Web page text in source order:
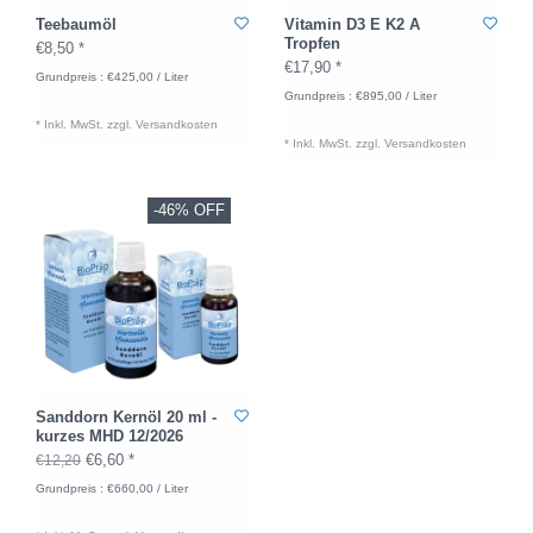
Teebaumöl
€8,50 *
Grundpreis : €425,00 / Liter
* Inkl. MwSt. zzgl. Versandkosten
Vitamin D3 E K2 A
Tropfen
€17,90 *
Grundpreis : €895,00 / Liter
* Inkl. MwSt. zzgl. Versandkosten
-46% OFF
Sanddorn Kernöl 20 ml -
kurzes MHD 12/2026
€12,20 €6,60 *
Grundpreis : €660,00 / Liter